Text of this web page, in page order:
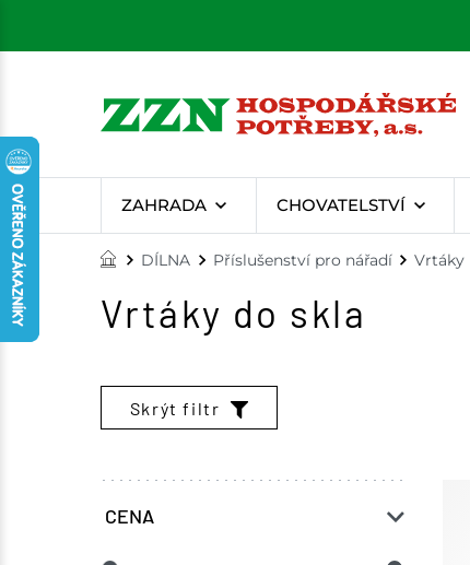
ZAHRADA CHOVATELSTVÍ
DÍLNA Příslušenství pro nářadí Vrtáky
Vrtáky do skla
Skrýt filtr
CENA